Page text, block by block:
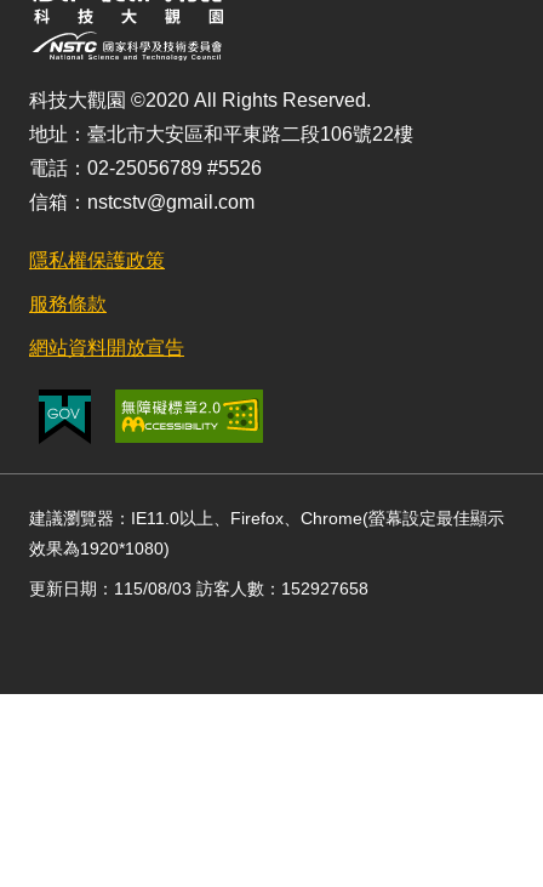
科技大觀園 ©2020 All Rights Reserved.
地址：臺北市大安區和平東路二段106號22樓
電話：02-25056789 #5526
信箱：nstcstv@gmail.com
隱私權保護政策
服務條款
網站資料開放宣告
建議瀏覽器：IE11.0以上、Firefox、Chrome(螢幕設定最佳顯示
效果為1920*1080)
更新日期：115/08/03 訪客人數：152927658